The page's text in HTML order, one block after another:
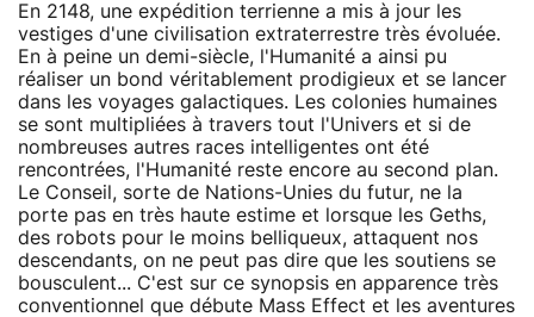
En 2148, une expédition terrienne a mis à jour les
vestiges d'une civilisation extraterrestre très évoluée.
En à peine un demi-siècle, l'Humanité a ainsi pu
réaliser un bond véritablement prodigieux et se lancer
dans les voyages galactiques. Les colonies humaines
se sont multipliées à travers tout l'Univers et si de
nombreuses autres races intelligentes ont été
rencontrées, l'Humanité reste encore au second plan.
Le Conseil, sorte de Nations-Unies du futur, ne la
porte pas en très haute estime et lorsque les Geths,
des robots pour le moins belliqueux, attaquent nos
descendants, on ne peut pas dire que les soutiens se
bousculent... C'est sur ce synopsis en apparence très
conventionnel que débute Mass Effect et les aventures